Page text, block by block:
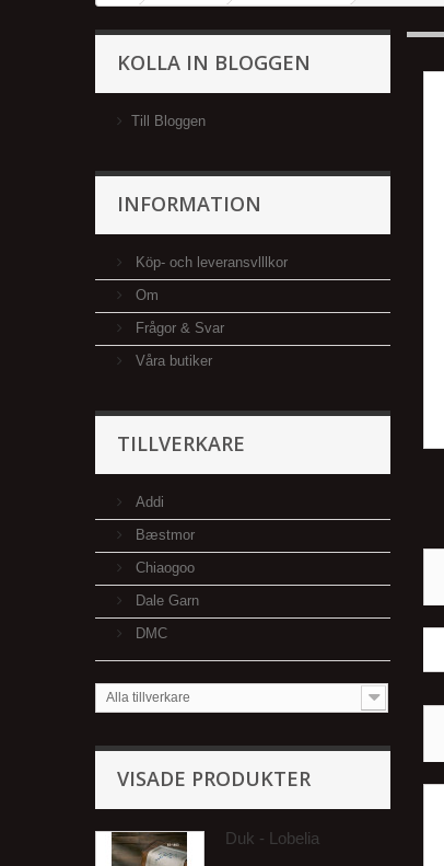
KOLLA IN BLOGGEN
Till Bloggen
INFORMATION
Köp- och leveransvlllkor
Om
Frågor & Svar
Våra butiker
TILLVERKARE
Addi
Bæstmor
Chiaogoo
Dale Garn
DMC
Alla tillverkare
VISADE PRODUKTER
Duk - Lobelia